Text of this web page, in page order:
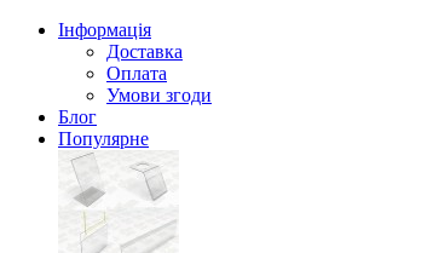
Інформація
Доставка
Оплата
Умови згоди
Блог
Популярне